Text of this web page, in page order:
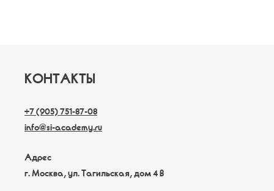
КОНТАКТЫ
+7 (905) 751-87-08
info@si-academy.ru
Адрес
г. Москва, ул. Тагильская, дом 4 В